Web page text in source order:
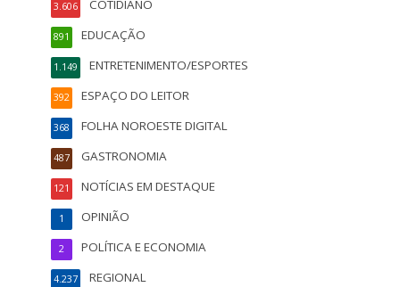
COTIDIANO
3.606
EDUCAÇÃO
891
ENTRETENIMENTO/ESPORTES
1.149
ESPAÇO DO LEITOR
392
FOLHA NOROESTE DIGITAL
368
GASTRONOMIA
487
NOTÍCIAS EM DESTAQUE
121
OPINIÃO
1
POLÍTICA E ECONOMIA
2
REGIONAL
4.237